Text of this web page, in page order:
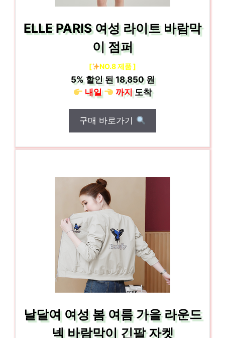
ELLE PARIS 여성 라이트 바람막
이 점퍼
[ NO.8 제품 ]
5%할인 된18,850 원
내일
까지도착
구매 바로가기
날달여 여성 봄 여름 가을 라운드
넥 바람막이 긴팔 자켓